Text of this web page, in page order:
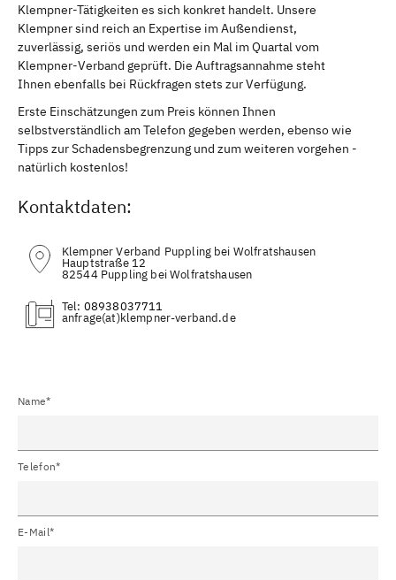
Klempner-Tätigkeiten es sich konkret handelt. Unsere
Klempner sind reich an Expertise im Außendienst,
zuverlässig, seriös und werden ein Mal im Quartal vom
Klempner-Verband geprüft. Die Auftragsannahme steht
Ihnen ebenfalls bei Rückfragen stets zur Verfügung.
Erste Einschätzungen zum Preis können Ihnen
selbstverständlich am Telefon gegeben werden, ebenso wie
Tipps zur Schadensbegrenzung und zum weiteren vorgehen -
natürlich kostenlos!
Kontaktdaten:
Klempner Verband Puppling bei Wolfratshausen
Hauptstraße 12
82544 Puppling bei Wolfratshausen
Tel: 08938037711
(at)
Name*
Telefon*
E-Mail*